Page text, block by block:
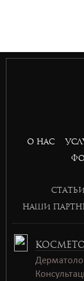
basket168
О НАС
НАШИ